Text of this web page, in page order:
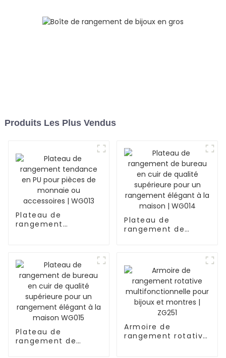
Produits Les Plus Vendus
Plateau de
rangement
accessoires | WG013
Plateau de
rangement de
pour un rangement
élégant à la maison
| WG014
Plateau de
rangement de
Armoire de
rangement rotative